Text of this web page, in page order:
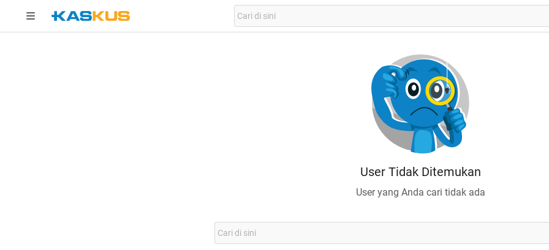
User Tidak Ditemukan
User yang Anda cari tidak ada